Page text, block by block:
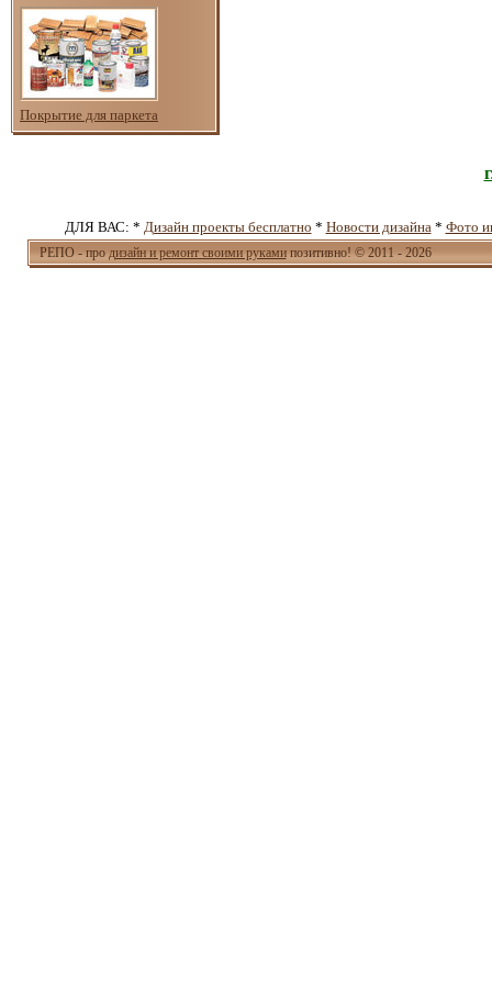
Покрытие для паркета
ДЛЯ ВАС: * Дизайн проекты бесплатно * Новости дизайна * Фото
РЕПО - про дизайн и ремонт своими рукамипозитивно! © 2011 - 2026